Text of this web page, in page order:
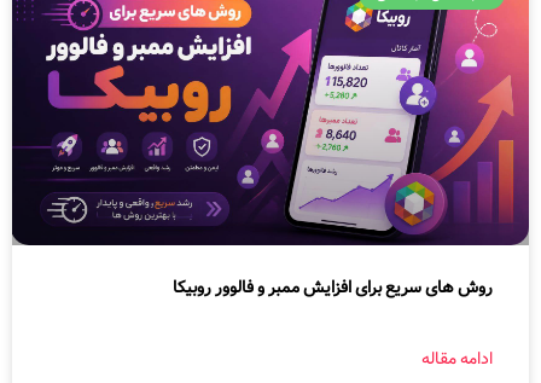
روش های سریع برای افزایش ممبر و فالوور روبیکا
ادامه مقاله